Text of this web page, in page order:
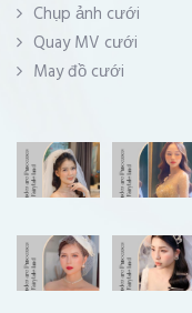
Chụp ảnh cưới
Quay MV cưới
May đồ cưới